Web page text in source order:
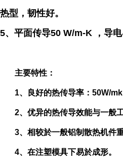
热型，韧性好。
5、平面传导50 W/m-K ， 导
主要特性：
1、良好的热传导率：50W/mk
2、优异的热传导效能与一般
3、相较於一般铝制散热机件
4、在注塑模具下易於成形。